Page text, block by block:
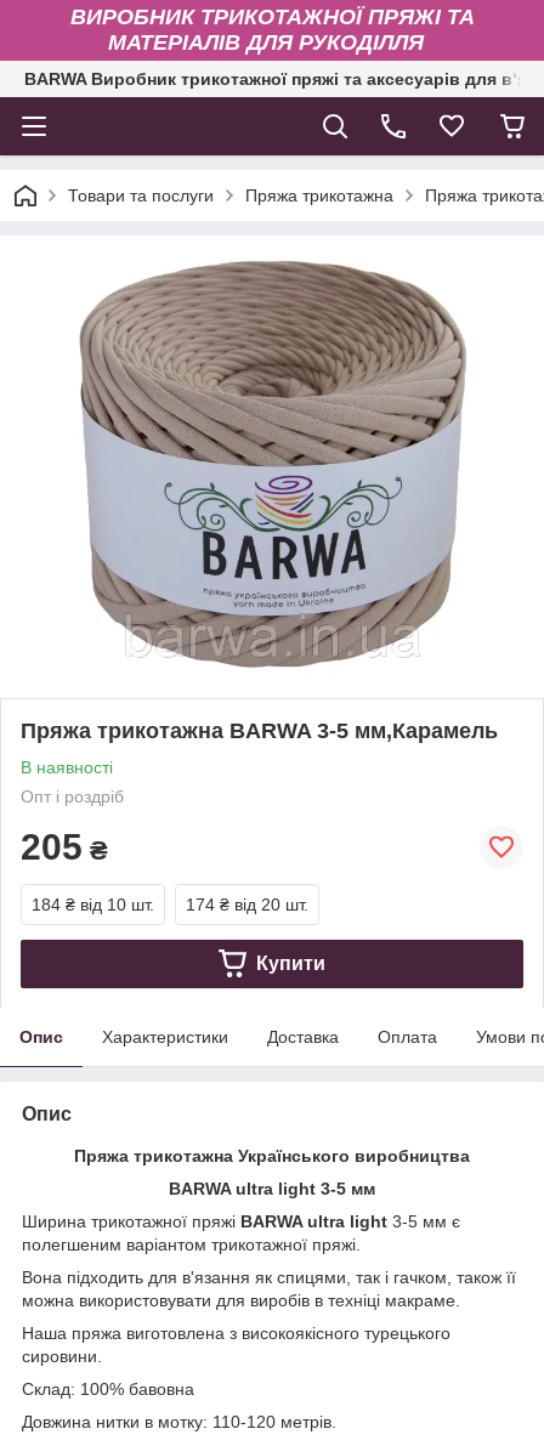
ВИРОБНИК ТРИКОТАЖНОЇ ПРЯЖІ ТА
МАТЕРІАЛІВ ДЛЯ РУКОДІЛЛЯ
BARWA Виробник трикотажної пряжі та аксесуарів для
Товари та послуги Пряжа трикотажна Пряжа
Пряжа трикотажна BARWA 3-5 мм,Карамель
В наявності
Опт і роздріб
205 ₴
184 ₴ від 10 шт. 174 ₴ від 20 шт.
Купити
Опис Характеристики Доставка Оплата Умови
Опис
Пряжа трикотажна Українського виробництва
BARWA ultra light 3-5 мм
Ширина трикотажної пряжі BARWA ultra light 3-5 мм є
полегшеним варіантом трикотажної пряжі.
Вона підходить для в'язання як спицями, так і гачком, також її
можна використовувати для виробів в техніці макраме.
Наша пряжа виготовлена з високоякісного турецького
сировини.
Склад: 100% бавовна
Довжина нитки в мотку: 110-120 метрів.